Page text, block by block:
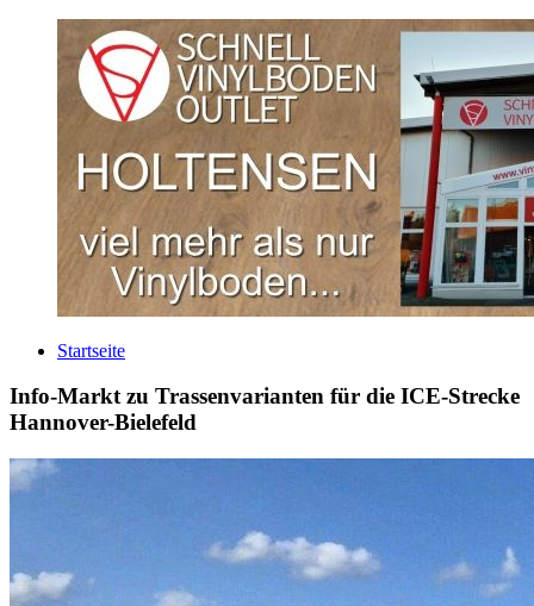
Startseite
Info-Markt zu Trassenvarianten für die ICE-Strecke
Hannover-Bielefeld